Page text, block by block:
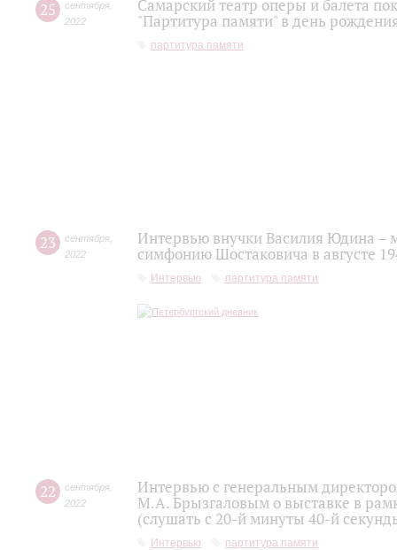
25 сентября
2022
Самарский театр оперы и балета
"Партитура памяти" в день
партитура памяти
23 сентября
2022
Интервью внучки Василия Юдина –
симфонию Шостаковича в августе
Интервью партитура памяти
22 сентября
2022
Интервью с генеральным
М.А. Брызгаловым о выставке в
(слушать с 20-й минуты 40-й
Интервью партитура памяти